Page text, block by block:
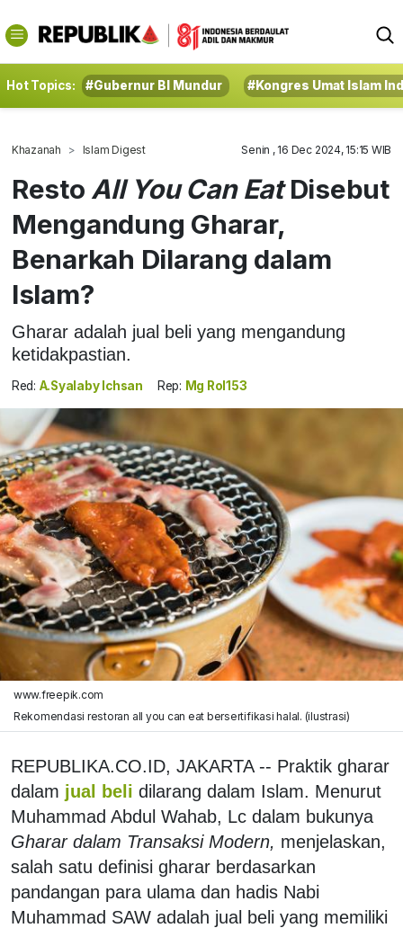
Hot Topics: #Gubernur BI Mundur #Kongres Umat Islam
Khazanah Islam Digest Senin , 16 Dec 2024, 15:15 WIB
Resto All You Can EatDisebut
Mengandung Gharar,
Benarkah Dilarang dalam
Islam?
Gharar adalah jual beli yang mengandung
ketidakpastian.
Red: A.Syalaby Ichsan Rep: Mg Rol153
www.freepik.com
Rekomendasi restoran all you can eat bersertifikasi halal. (ilustrasi)
REPUBLIKA.CO.ID, JAKARTA -- Praktik gharar
dalam jual beli dilarang dalam Islam. Menurut
Muhammad Abdul Wahab, Lc dalam bukunya
Gharar dalam Transaksi Modern, menjelaskan,
salah satu definisi gharar berdasarkan
pandangan para ulama dan hadis Nabi
Muhammad SAW adalah jual beli yang memiliki